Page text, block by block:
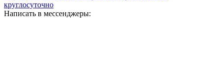
круглосуточно
Написать в мессенджеры: